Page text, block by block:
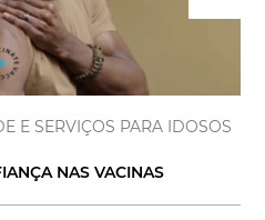
E SERVIÇOS PARA IDOSOS
NAS VACINAS